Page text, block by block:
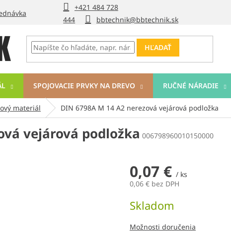
+421 484 728
444
bbtechnik@bbtechnik.sk
HĽADAŤ
SPOJOVACIE PRVKY NA DREVO RUČNÉ NÁRADIE
materiál DIN 6798A M 14 A2 nerezová vejárová podložka
vejárová podložka 006798960010150000
0,07 € / ks
0,06 € bez DPH
cena:
Skladom
Možnosti doručenia